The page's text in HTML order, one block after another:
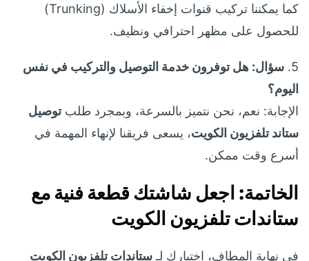
كما يمكننا تركيب قنوات إخفاء الأسلاك (Trunking)
للحصول على مظهر احترافي ونظيف.
5. سؤال: هل توفرون خدمة التوصيل والتركيب في نفس
اليوم؟
الإجابة: نعم، نحن نتميز بالسرعة، وبمجرد طلبتوصيل
ستاند تلفزيون الكويت، يسعى فريقنا لإنهاء المهمة في
أسرع وقت ممكن.
الخاتمة: اجعل شاشتك قطعة فنية مع
ستاندات تلفزيون الكويت
في نهاية المطاف، اختيارك لـ ستاندات تلفزيون الكويت